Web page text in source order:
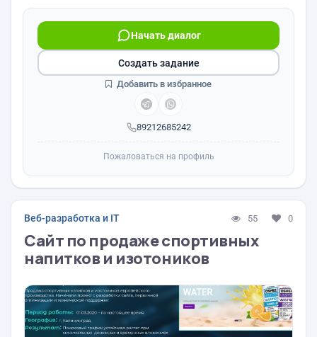
89212685242
Начать диалог
Создать задание
Добавить в избранное
Пожаловаться на профиль
Веб-разработка и IT 55 0
Сайт по продаже спортивных
напитков и изотоников